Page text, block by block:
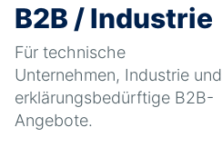
B2B / Industrie
Für technische
Unternehmen, Industrie und
erklärungsbedürftige B2B-
Angebote.